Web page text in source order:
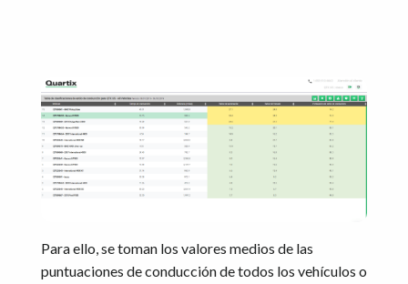
Para ello, se toman los valores medios de las
puntuaciones de conducción de todos los vehículos o